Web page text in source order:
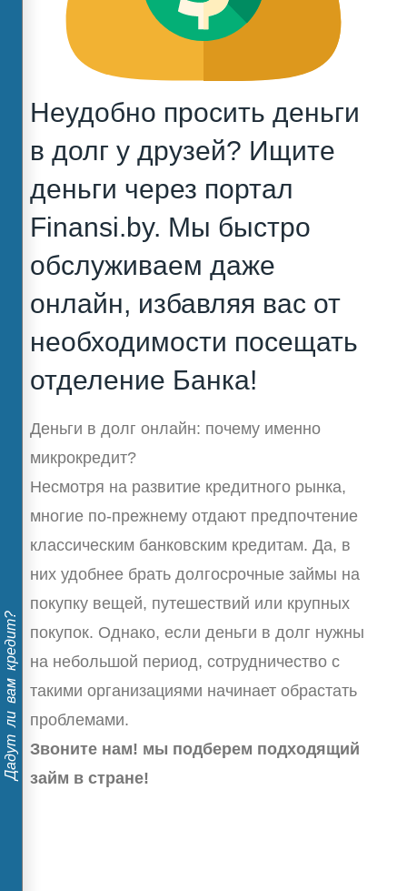
Дадут ли вам кредит?
Неудобно просить деньги
в долг у друзей? Ищите
деньги через портал
Finansi.by. Мы быстро
обслуживаем даже
онлайн, избавляя вас от
необходимости посещать
отделение Банка!
Деньги в долг онлайн: почему именно
микрокредит?
Несмотря на развитие кредитного рынка,
многие по-прежнему отдают предпочтение
классическим банковским кредитам. Да, в
них удобнее брать долгосрочные займы на
покупку вещей, путешествий или крупных
покупок. Однако, если деньги в долг нужны
на небольшой период, сотрудничество с
такими организациями начинает обрастать
проблемами.
Звоните нам! мы подберем подходящий
займ в стране!